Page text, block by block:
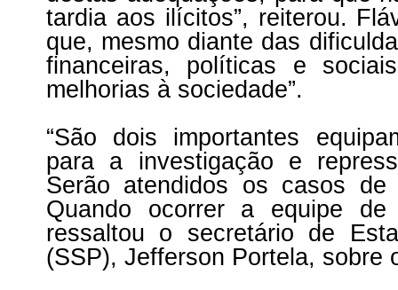
tardia aos ilícitos”, reiterou.
que, mesmo diante das
financeiras, políticas e
melhorias à sociedade”.
“São dois importantes
para a investigação e
Serão atendidos os casos
Quando ocorrer a equipe
ressaltou o secretário de
(SSP), Jefferson Portela, sobre